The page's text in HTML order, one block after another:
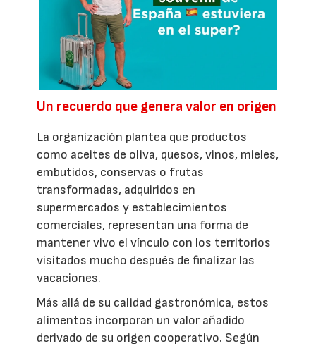
Un recuerdo que genera valor en origen
La organización plantea que productos
como aceites de oliva, quesos, vinos, mieles,
embutidos, conservas o frutas
transformadas, adquiridos en
supermercados y establecimientos
comerciales, representan una forma de
mantener vivo el vínculo con los territorios
visitados mucho después de finalizar las
vacaciones.
Más allá de su calidad gastronómica, estos
alimentos incorporan un valor añadido
derivado de su origen cooperativo. Según